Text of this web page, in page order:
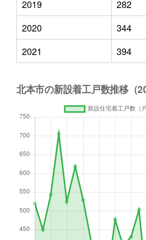
2019
282
2020
344
2021
394